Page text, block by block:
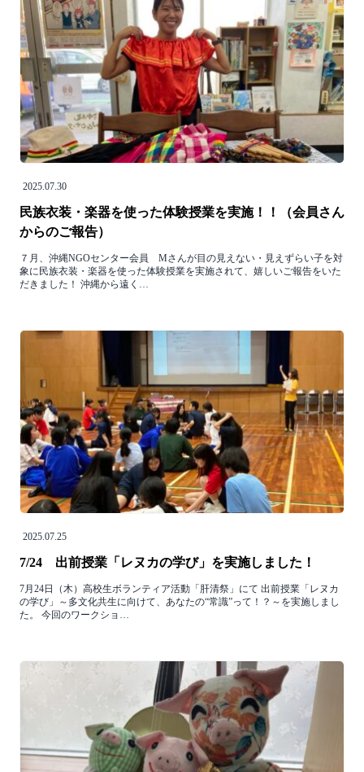
2025.07.30
民族衣装・楽器を使った体験授業を実施！！（会員さん
からのご報告）
７月、沖縄NGOセンター会員 Mさんが目の見えない・見えずらい子を対
象に民族衣装・楽器を使った体験授業を実施されて、嬉しいご報告をいた
だきました！ 沖縄から遠く…
2025.07.25
7/24 出前授業「レヌカの学び」を実施しました！
7月24日（木）高校生ボランティア活動「肝清祭」にて 出前授業「レヌカ
の学び」～多文化共生に向けて、あなたの“常識”って！？～を実施しまし
た。 今回のワークショ…